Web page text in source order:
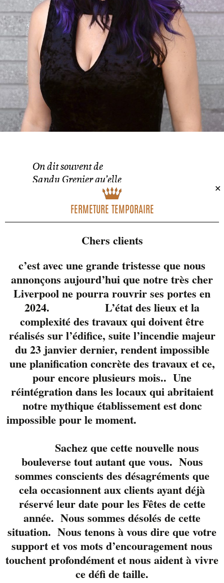
On dit souvent de
Sandy Grenier qu’elle
habite la scène avec
une intensité
de deux cents
Moyen-Orient tout en
séduisant les visiteurs
de festivals, casinos et
évènements
corporatifs. Elle a
produit un premier
album EP La fille en
Mauve et a participé à
plusieurs concours où
elle a été récipiendaire
de la deuxième place
du prix du public au
Festival International
Granby. Bref, elle en a
vu des planches. En
plus d’avoir été
retenue parmi les 140
candidats choisis pour
l’audition à l’aveugle
de l’émission La Voix,
elle a été sélectionnée
parmi les 25 finalistes
féminines de la cuvée
✕
FERMETURE TEMPORAIRE
Chers clients
c’est avec une grande tristesse que nous
annonçons aujourd’hui que notre très cher
Liverpool ne pourra rouvrir ses portes en
2024. L’état des lieux et la
complexité des travaux qui doivent être
réalisés sur l’édifice, suite l’incendie majeur
du 23 janvier dernier, rendent impossible
une planification concrète des travaux et ce,
pour encore plusieurs mois.. Une
réintégration dans les locaux qui abritaient
notre mythique établissement est donc
impossible pour le moment.
Sachez que cette nouvelle nous
bouleverse tout autant que vous. Nous
sommes conscients des désagréments que
cela occasionnent aux clients ayant déjà
réservé leur date pour les Fêtes de cette
année. Nous sommes désolés de cette
situation. Nous tenons à vous dire que votre
support et vos mots d’encouragement nous
touchent profondément et nous aident à vivre
ce défi de taille.